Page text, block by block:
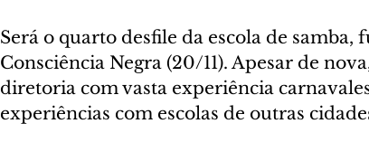
Será o quarto desfile da escola de
Consciência Negra (20/11). Apesar de
diretoria com vasta experiência
experiências com escolas de outras